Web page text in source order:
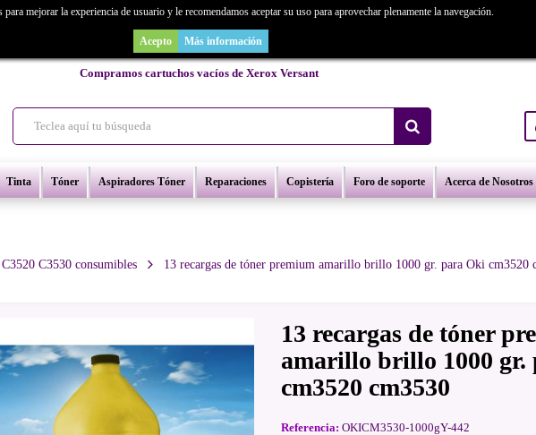
un repuesto de copiadora o buscas una de ocasión y no la encuentras? Consúltanos.
Compramos cartuchos vacíos de Xerox Versant
Tinta Tóner Aspiradores Tóner Reparaciones Copistería Foro de soporte Acerca de Nosotros
mejorar la experiencia de usuario y le recomendamos aceptar su uso para aprovechar plenamente la navegación.
Acepto Más información
C3530 consumibles 13 recargas de tóner premium amarillo brillo 1000 gr. para Oki cm3520
13 recargas de tóner
amarillo brillo 1000 gr.
cm3520 cm3530
Referencia: OKICM3530-1000gY-442